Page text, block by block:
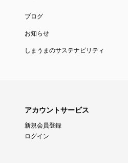
ブログ
お知らせ
しまうまのサステナビリティ
アカウントサービス
新規会員登録
ログイン